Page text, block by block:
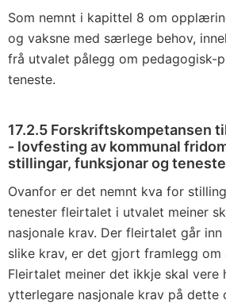
Som nemnt i kapittel 8 om
og vaksne med særlege behov,
frå utvalet pålegg om pedagogisk-
teneste.
17.2.5 Forskriftskompetansen
- lovfesting av kommunal
stillingar, funksjonar og
Ovanfor er det nemnt kva for
tenester fleirtalet i utvalet meiner
nasjonale krav. Der fleirtalet går
slike krav, er det gjort framlegg om
Fleirtalet meiner det ikkje skal vere
ytterlegare nasjonale krav på dette